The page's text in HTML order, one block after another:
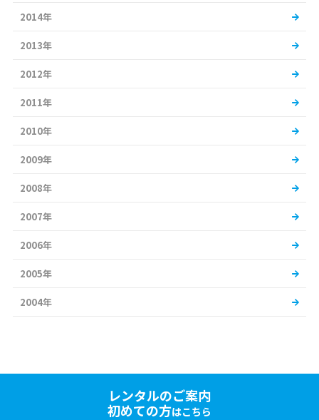
2014年
2013年
2012年
2011年
2010年
2009年
2008年
2007年
2006年
2005年
2004年
レンタルのご案内
初めての方はこちら